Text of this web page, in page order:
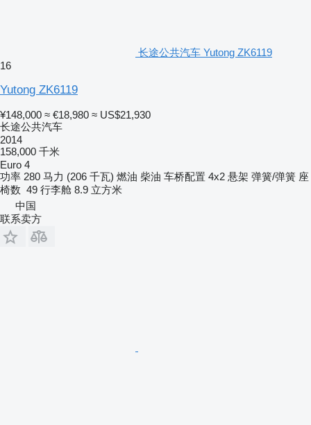
长途公共汽车 Yutong ZK6119
16
Yutong ZK6119
¥148,000 ≈ €18,980 ≈ US$21,930
长途公共汽车
2014
158,000 千米
Euro 4
功率 280 马力 (206 千瓦) 燃油 柴油 车桥配置 4x2 悬架 弹簧/弹簧 座
椅数 49 行李舱 8.9 立方米
中国
联系卖方